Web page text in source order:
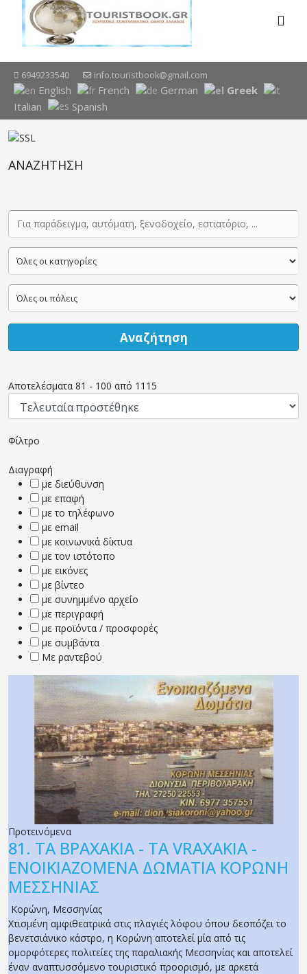
6949233540 info.touristbook@gmail.com
English French German
Greek
Italian
Spanish
ΑΝΑΖΗΤΗΣΗ
Αναζήτηση
Αποτελέσματα 81 - 100 από 1115
Φίλτρο
Διαγραφή
με διεύθυνση
με επαφή
με το τηλέφωνο
με email
με κοινωνικά δίκτυα
με τον ιστότοπο
με εικόνες
με βίντεο
με συνημμένο αρχείο
με περιγραφή
με προϊόντα / προσφορές
με συμβάντα
Με ραντεβού
Προτεινόμενα
81. ΤΑ ΒΡΑΧΑΚΙΑ - TA VRAXAKIA -
ΕΝΟΙΚΙΑΖΟΜΕΝΑ ΔΩΜΑΤΙΑ ΚΟΡΩΝΗ
ΜΕΣΣΗΝΙΑΣ
Κορώνη, Μεσσηνίας
Χτισμένη αμφιθεατρικά στις πλαγιές λόφου όπου δεσπόζει το
βενετσιάνικο κάστρο, η Κορώνη αποτελεί μία από τις
ομορφότερες πολιτείες της παραλιακής Μεσσηνίας και αποτελεί
έναν αναπτυσσόμενο τουριστικό προορισμό, με αρκετά